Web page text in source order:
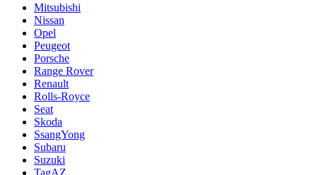
Mitsubishi
Nissan
Opel
Peugeot
Porsche
Range Rover
Renault
Rolls-Royce
Seat
Skoda
SsangYong
Subaru
Suzuki
TagAZ